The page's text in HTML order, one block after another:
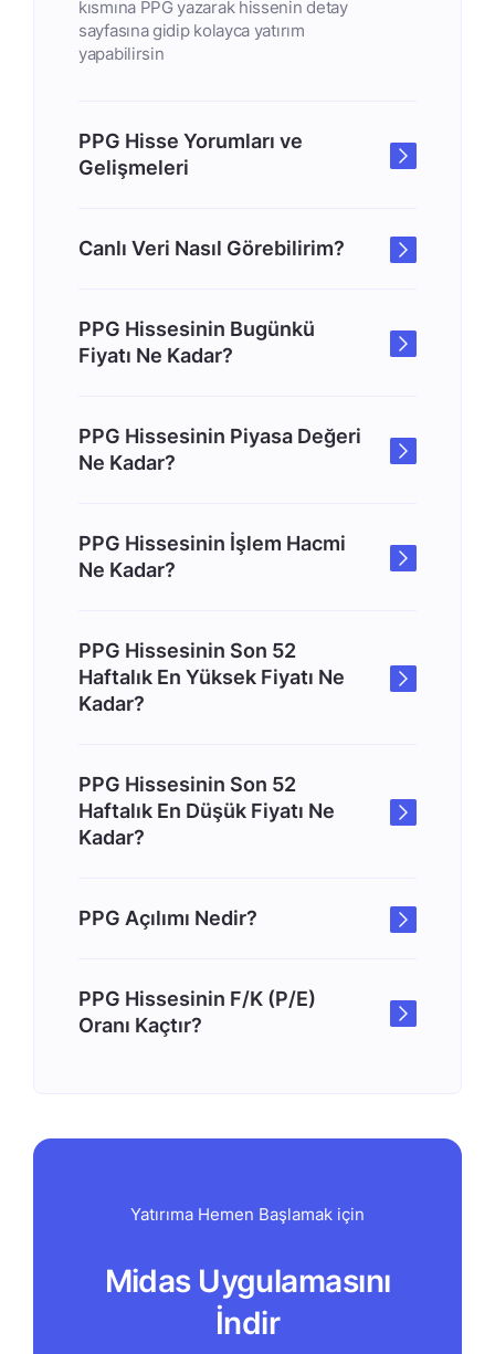
kısmına PPG yazarak hissenin detay
sayfasına gidip kolayca yatırım
yapabilirsin
PPG Hisse Yorumları ve
Gelişmeleri
Canlı Veri Nasıl Görebilirim?
PPG Hissesinin Bugünkü
Fiyatı Ne Kadar?
PPG Hissesinin Piyasa Değeri
Ne Kadar?
PPG Hissesinin İşlem Hacmi
Ne Kadar?
PPG Hissesinin Son 52
Haftalık En Yüksek Fiyatı Ne
Kadar?
PPG Hissesinin Son 52
Haftalık En Düşük Fiyatı Ne
Kadar?
PPG Açılımı Nedir?
PPG Hissesinin F/K (P/E)
Oranı Kaçtır?
Yatırıma Hemen Başlamak için
Midas Uygulamasını
İndir